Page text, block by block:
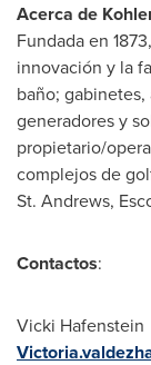
Acerca de
Fundada en 1873,
innovación y la
baño;
generadores y
propietario/
complejos de
St. Andrews,
Contactos:
Vicki Hafenstein